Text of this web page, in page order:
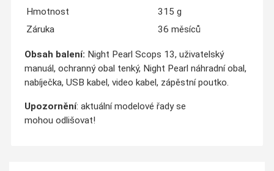
Hmotnost
315 g
Záruka
36 měsíců
Obsah balení: Night Pearl Scops 13, uživatelský
manuál, ochranný obal tenký, Night Pearl náhradní obal,
nabíječka, USB kabel, video kabel, zápěstní poutko.
Upozornění: aktuální modelové řady se
mohou odlišovat!